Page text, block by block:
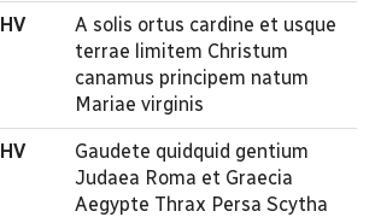
HV
A solis ortus cardine et usque
terrae limitem Christum
canamus principem natum
Mariae virginis
HV
Gaudete quidquid gentium
Judaea Roma et Graecia
Aegypte Thrax Persa Scytha